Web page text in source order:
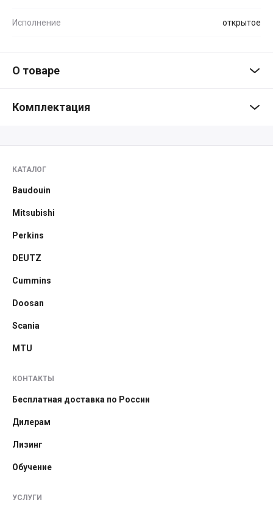
Исполнение открытое
О товаре
Комплектация
КАТАЛОГ
Baudouin
Mitsubishi
Perkins
DEUTZ
Cummins
Doosan
Scania
MTU
КОНТАКТЫ
Бесплатная доставка по России
Дилерам
Лизинг
Обучение
УСЛУГИ